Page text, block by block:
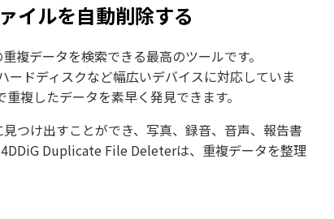
ルを自動削除する
複データを検索できる最高のツールです。
ドディスクなど幅広いデバイスに対応していま
複したデータを素早く発見できます。
つけ出すことができ、写真、録音、音声、報告書
Duplicate File Deleterは、重複データを整理